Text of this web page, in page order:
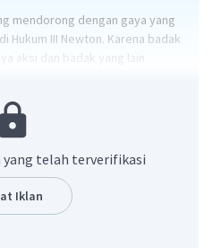
mendorong dengan gaya yang
Hukum III Newton. Karena badak
aksi dan badak yang lain
setimbang. Jika setimbang
karena ΣF=0 atau resultan
nol.
Balas
yang telah terverifikasi
Iklan